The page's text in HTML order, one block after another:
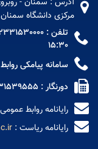
مرکزی دانشگاه سمنان کد
15:30
سامانه پیامکی روابط
دورنگار : 02331539555
رایانامه روابط
رایانامه ریاست :